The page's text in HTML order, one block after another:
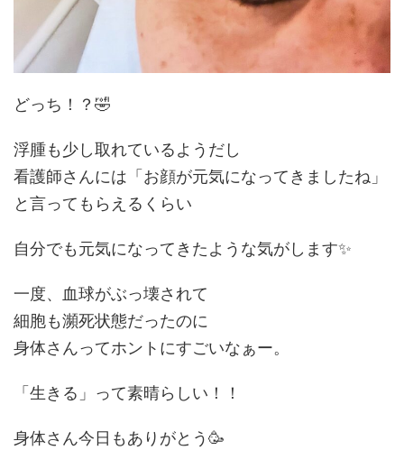
どっち！？🤣
浮腫も少し取れているようだし
看護師さんには「お顔が元気になってきましたね」
と言ってもらえるくらい
自分でも元気になってきたような気がします✨
一度、血球がぶっ壊されて
細胞も瀕死状態だったのに
身体さんってホントにすごいなぁー。
「生きる」って素晴らしい！！
身体さん今日もありがとう🥳